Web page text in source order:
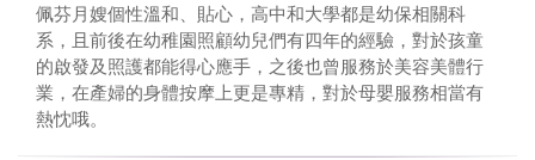
佩芬月嫂個性溫和、貼心，高中和大學都是幼保相關科
系，且前後在幼稚園照顧幼兒們有四年的經驗，對於孩童
的啟發及照護都能得心應手，之後也曾服務於美容美體行
業，在產婦的身體按摩上更是專精，對於母嬰服務相當有
熱忱哦。